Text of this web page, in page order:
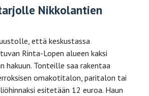
Nikkolantien
että keskustassa
Rinta-Lopen alueen kaksi
Tonteille saa rakentaa
omakotitalon, paritalon tai
esitetään 12 euroa. Haun